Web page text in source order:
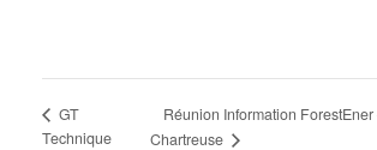
GT
Technique
Réunion Information
Chartreuse